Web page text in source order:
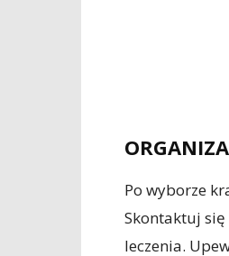
Po wyborze
Skontaktuj
leczenia.